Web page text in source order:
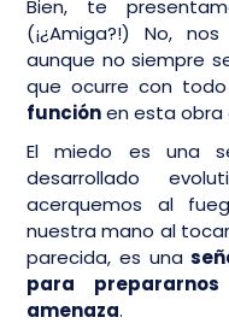
Bien, te
(¡¿Amiga?!) No,
aunque no siempre
que ocurre con
funciónen esta
El miedo es una
desarrollado
acerquemos al
nuestra mano al
parecida, es una
para
amenaza.